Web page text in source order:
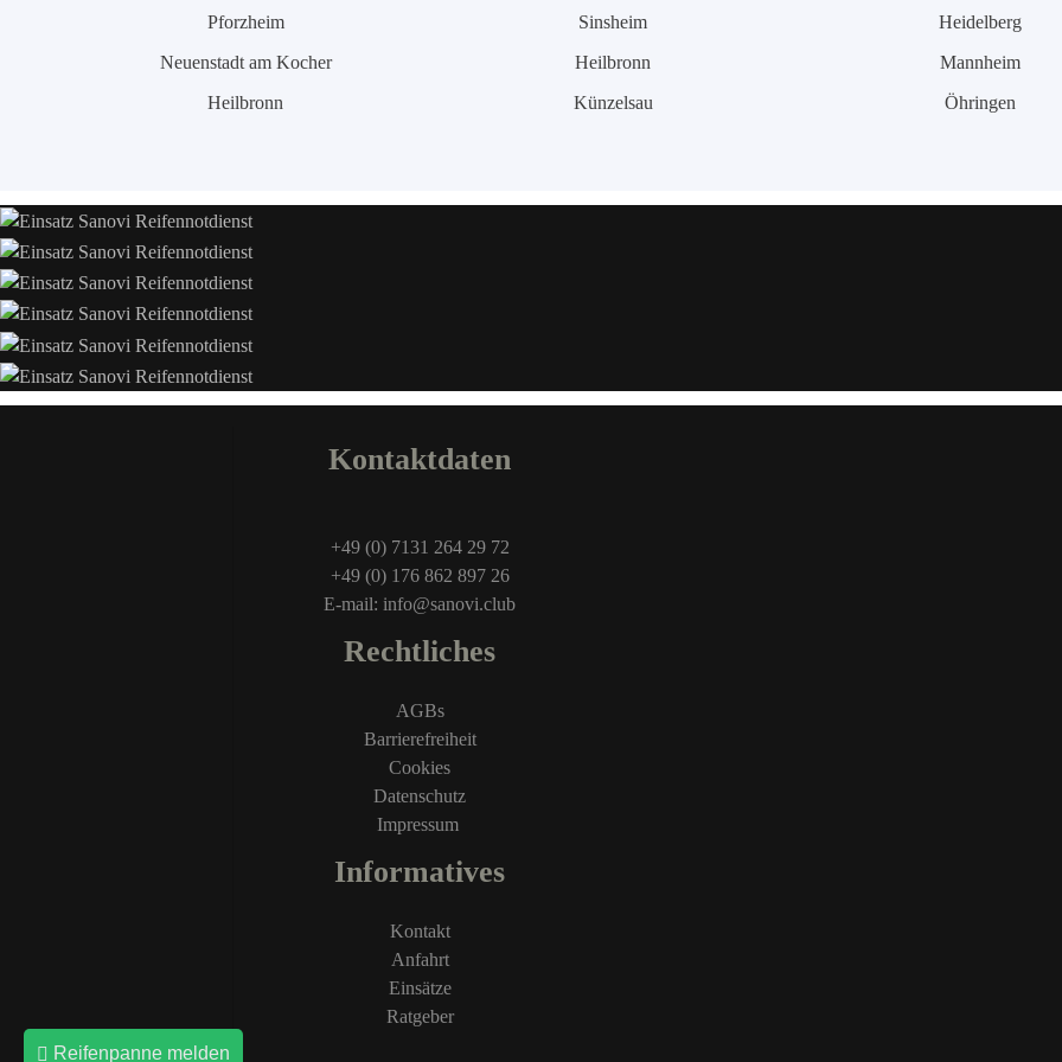
Reifenpanne melden
Pforzheim
Neuenstadt am Kocher
Heilbronn
Sinsheim
Heilbronn
Künzelsau
Heidelberg
Mannheim
Öhringen
Kontaktdaten
+49 (0) 7131 264 29 72
+49 (0) 176 862 897 26
E-mail: info@sanovi.club
Rechtliches
AGBs
Barrierefreiheit
Cookies
Datenschutz
Impressum
Informatives
Kontakt
Anfahrt
Einsätze
Ratgeber